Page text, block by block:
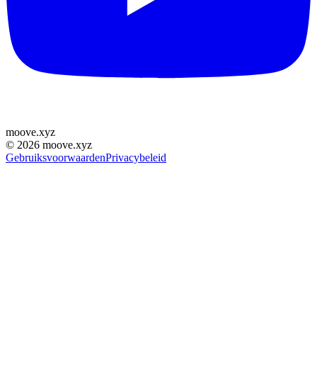
moove.xyz
© 2026 moove.xyz
GebruiksvoorwaardenPrivacybeleid